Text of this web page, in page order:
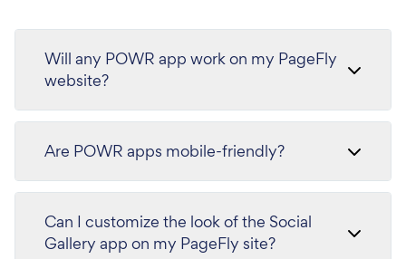
Will any POWR app work on my PageFly
website?
Are POWR apps mobile-friendly?
Can I customize the look of the Social
Gallery app on my PageFly site?